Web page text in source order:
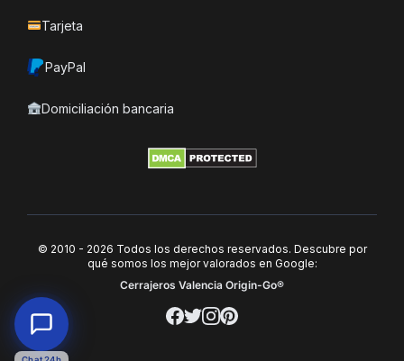
Tarjeta
PayPal
Domiciliación bancaria
© 2010 - 2026 Todos los derechos reservados. Descubre por
qué somos los mejor valorados en Google:
Cerrajeros Valencia Origin-Go®